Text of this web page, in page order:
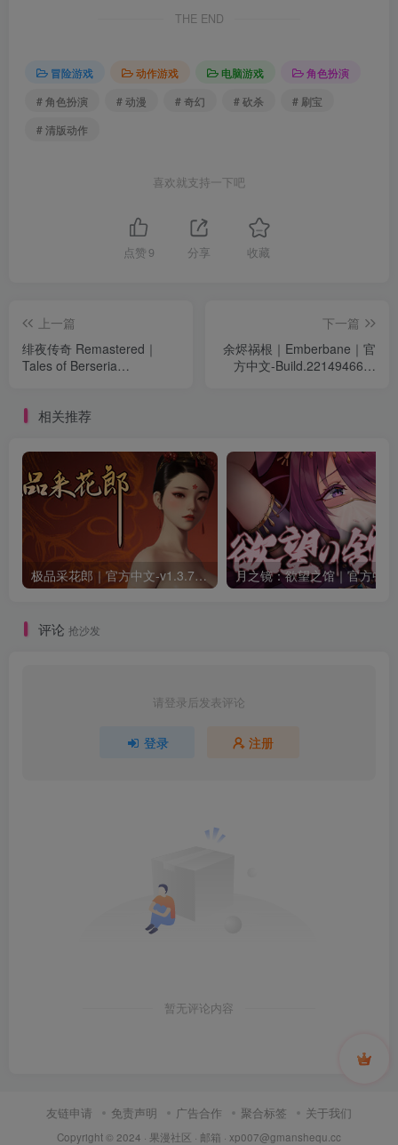
THE END
冒险游戏 动作游戏 电脑游戏
角色扮演
# 角色扮演
# 动漫 # 奇幻 # 砍杀
# 刷宝
# 清版动作
喜欢就支持一下吧
点赞 9 分享 收藏
上一篇
绯夜传奇 Remastered｜
Tales of Berseria
下一篇
余烬祸根｜Emberbane｜官
方中文-Build.22149466｜
相关推荐
极品采花郎｜官方中文-v1.3.7+满金币初始存档+通关存档｜7.11G｜免安装
评论 抢沙发
请登录后发表评论
登录 注册
暂无评论内容
友链申请 免责声明 广告合作 聚合标签 关于我们
Copyright © 2024 · 果漫社区 · 邮箱 · xp007@gmanshequ.cc